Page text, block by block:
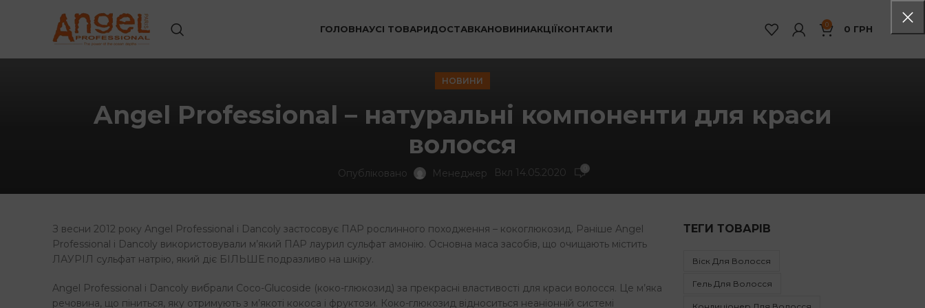
ГОЛОВНАУСІ ТОВАРИДОСТАВКАНОВИНИАКЦІЇКОНТАКТИ 0 0 ГРН
НОВИНИ
Angel Professional – натуральні компоненти для краси
волосся
Опубліковано Менеджер Вкл 14.05.2020
З весни 2012 року Angel Professional і Dancoly застосовує ПАР рослинного походження – кокоглюкозид. Раніше Angel
Professional і Dancoly використовували м’який ПАР лаурил сульфат амонію. Основна маса засобів, що очищають містить
ЛАУРІЛ сульфат натрію, який діє БІЛЬШЕ подразливо на шкіру.
Angel Professional і Dancoly вибрали Coco-Glucoside (коко-глюкозид) за прекрасні властивості для краси волосся. Це м’яка
речовина, що піниться, яку отримують з м’якоті кокоса і фруктози. Коко-глюкозид відноситься неаніонній системі
ТЕГИ ТОВАРІВ
Віск Для Волосся
Гель Для Волосся